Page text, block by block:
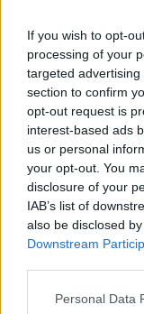
If you wish to opt-
processing of your
targeted
section to confirm
opt-out request is
interest-based ads
us or personal
your opt-out. You
disclosure of your
IAB’s list of
also be disclosed
Downstream
Please note that
Personal Data
Ο Πρόεδρος της
προσωπικό και
Το πρωί
και παρέστη